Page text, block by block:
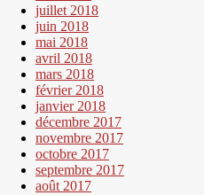
juillet 2018
juin 2018
mai 2018
avril 2018
mars 2018
février 2018
janvier 2018
décembre 2017
novembre 2017
octobre 2017
septembre 2017
août 2017